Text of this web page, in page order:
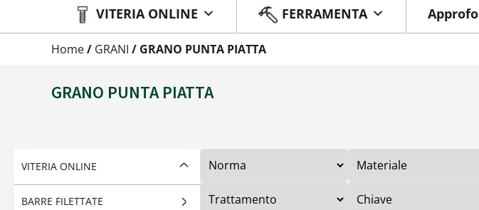
VITERIA ONLINE FERRAMENTA
Home/ GRANI / GRANO PUNTA PIATTA
GRANO PUNTA PIATTA
VITERIA ONLINE
BARRE FILETTATE